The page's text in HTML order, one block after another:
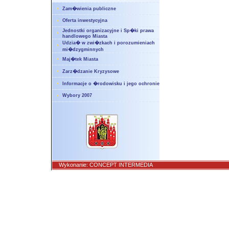
Zam�wienia publiczne
Oferta inwestycyjna
Jednostki organizacyjne i Sp�ki prawa
handlowego Miasta
Udzia� w zwi�zkach i porozumieniach
mi�dzygminnych
Maj�tek Miasta
Zarz�dzanie Kryzysowe
Informacje o �rodowisku i jego ochronie
Wybory 2007
Wykonanie: CONCEPT INTERMEDIA